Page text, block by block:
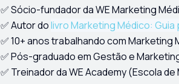
✅ Sócio-fundador da WE Marketing
✅ Autor dolivro Marketing Médico:
✅ 10+ anos trabalhando com Marketing
✅ Pós-graduado em Gestão e
✅ Treinador da WE Academy (Escola